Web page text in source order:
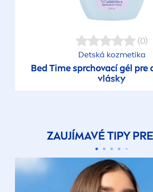
(0)
Detská kozmetika
Bed Time sprchovací gél pre
vlásky
ZAUJÍMAVÉ TIPY